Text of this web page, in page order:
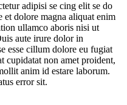
adipisi se cing elit se do
dolore magna aliquat enim
ullamco aboris nisi ut
aute irure dolor in
esse cillum dolore eu fugiat
cupidatat non amet proident,
anim id estare laborum.
error sit.